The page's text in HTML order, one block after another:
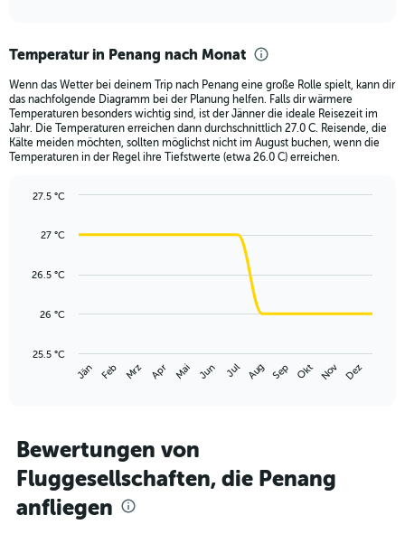
Range:
categories.
The
chart
has
1
axis
values.
to
Temperatur in Penang nach Monat
Wenn das Wetter bei deinem Trip nach Penang eine große Rolle spielt, kann dir
das nachfolgende Diagramm bei der Planung helfen. Falls dir wärmere
Temperaturen besonders wichtig sind, ist der Jänner die ideale Reisezeit im
Jahr. Die Temperaturen erreichen dann durchschnittlich 27.0 C. Reisende, die
Kälte meiden möchten, sollten möglichst nicht im August buchen, wenn die
Temperaturen in der Regel ihre Tiefstwerte (etwa 26.0 C) erreichen.
with
data
The
has
categories.
Range:
14
categories.
The
Jän Feb Mrz Apr Mai Jun Jul Aug Sep Okt Nov Dez
25.5 °C
26 °C
26.5 °C
27 °C
27.5 °C
Bewertungen von
Fluggesellschaften, die Penang
anfliegen